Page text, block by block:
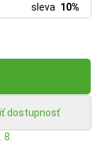
sleva 10%
dostupnosť